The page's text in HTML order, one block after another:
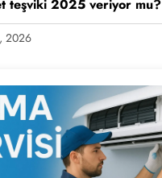
teşviki 2025 veriyor mu?
2026